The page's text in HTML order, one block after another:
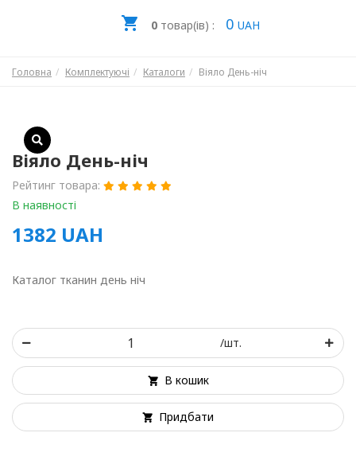
0товар(ів) : 0 UAH
Головна Комплектуючі Каталоги Віяло День-ніч
Віяло День-ніч
Рейтинг товара:
В наявності
1382 UAH
Каталог тканин день ніч
/шт.
В кошик
Придбати